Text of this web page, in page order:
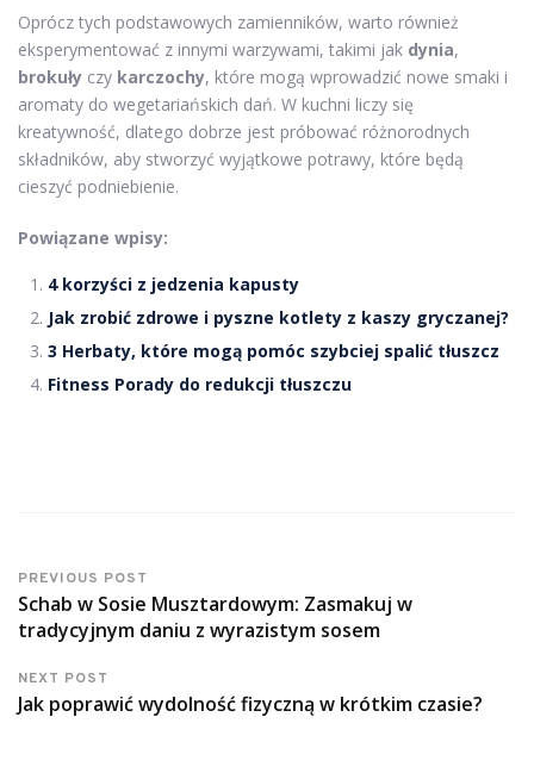
Oprócz tych podstawowych zamienników, warto również
eksperymentować z innymi warzywami, takimi jak dynia,
brokuły czy karczochy, które mogą wprowadzić nowe smaki i
aromaty do wegetariańskich dań. W kuchni liczy się
kreatywność, dlatego dobrze jest próbować różnorodnych
składników, aby stworzyć wyjątkowe potrawy, które będą
cieszyć podniebienie.
Powiązane wpisy:
4 korzyści z jedzenia kapusty
Jak zrobić zdrowe i pyszne kotlety z kaszy gryczanej?
3 Herbaty, które mogą pomóc szybciej spalić tłuszcz
Fitness Porady do redukcji tłuszczu
PREVIOUS POST
Schab w Sosie Musztardowym: Zasmakuj w
tradycyjnym daniu z wyrazistym sosem
NEXT POST
Jak poprawić wydolność fizyczną w krótkim czasie?